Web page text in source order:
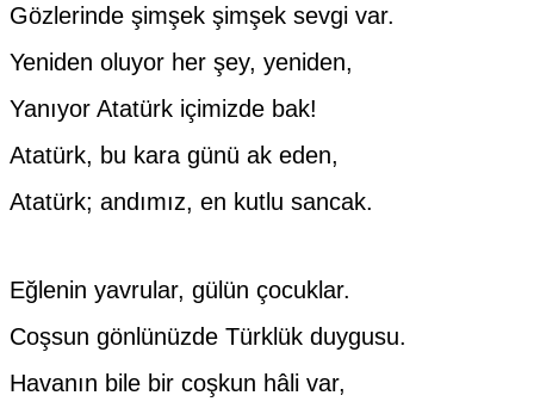
Gözlerinde şimşek şimşek sevgi var.
Yeniden oluyor her şey, yeniden,
Yanıyor Atatürk içimizde bak!
Atatürk, bu kara günü ak eden,
Atatürk; andımız, en kutlu sancak.
Eğlenin yavrular, gülün çocuklar.
Coşsun gönlünüzde Türklük duygusu.
Havanın bile bir coşkun hâli var,